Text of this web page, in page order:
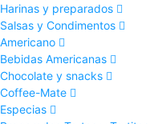
Harinas y preparados
Salsas y Condimentos
Americano
Bebidas Americanas
Chocolate y snacks
Coffee-Mate
Especias